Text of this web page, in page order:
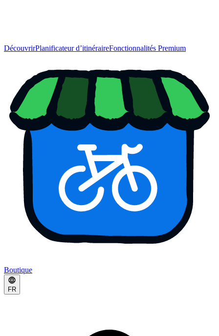
DécouvrirPlanificateur d’itinéraireFonctionnalités Premium
Boutique
FR